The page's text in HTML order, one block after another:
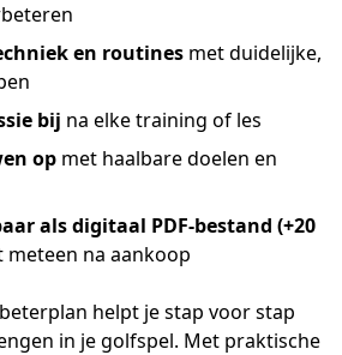
en routines met duidelijke,
bij na elke training of les
op met haalbare doelen en
als digitaal PDF-bestand (+20
meteen na aankoop
helpt je stap voor stap
in je golfspel. Met praktische